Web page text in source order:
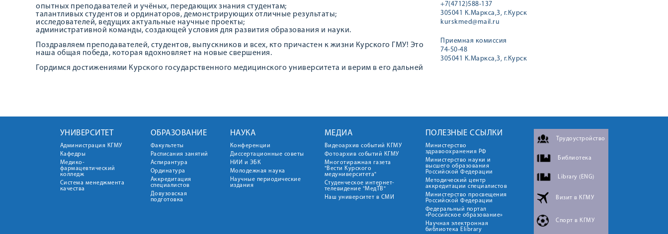
опытных преподавателей и учёных, передающих знания студентам;
талантливых студентов и ординаторов, демонстрирующих отличные результаты;
исследователей, ведущих актуальные научные проекты;
административной команды, создающей условия для развития образования и науки.
Поздравляем преподавателей, студентов, выпускников и всех, кто причастен к жизни Курского ГМУ! Это
наша общая победа, которая вдохновляет на новые свершения.
Гордимся достижениями Курского государственного медицинского университета и верим в его дальнейшее успешное развитие!
+7(4712)588-137
305041 К.Маркса,3, г.Курск
kurskmed@mail.ru
Приемная комиссия
74-50-48
305041 К.Маркса,3, г.Курск
УНИВЕРСИТЕТ
Администрация КГМУ
Кафедры
Медико-
фармацевтический
колледж
Система менеджмента
качества
ОБРАЗОВАНИЕ
Факультеты
Расписания занятий
Аспирантура
Ординатура
Аккредитация
специалистов
Довузовская
подготовка
НАУКА
Конференции
Диссертационные советы
НИИ и ЭБК
Молодежная наука
Научные периодические
издания
МЕДИА
Видеоархив событий КГМУ
Фотоархив событий КГМУ
Многотиражная газета
"Вести Курского
медуниверситета"
Студенческое интернет-
телевидение "МедТВ"
Наш университет в СМИ
ПОЛЕЗНЫЕ ССЫЛКИ
Министерство
здравоохранения РФ
Министерство науки и
высшего образования
Российской Федерации
Методический центр
аккредитации специалистов
Министерство просвещения
Российской Федерации
Федеральный портал
«Российское образование»
Научная электронная
библиотека Elibrary
Трудоустройство
Библиотека
Library (ENG)
Визит в КГМУ
Спорт в КГМУ